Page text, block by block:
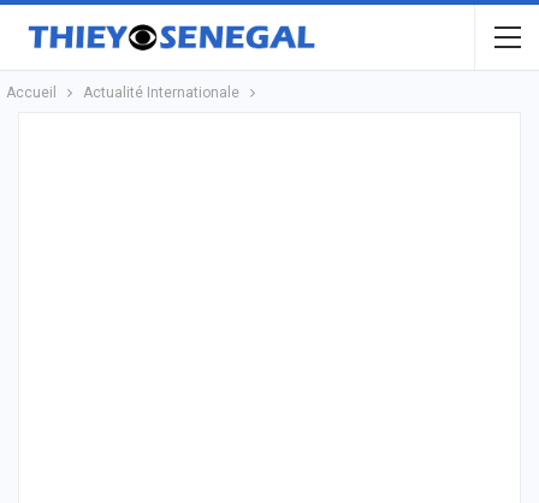
Accueil Actualité Internationale